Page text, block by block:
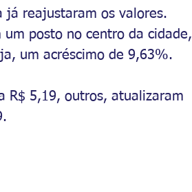
já reajustaram os valores.
posto no centro da cidade,
um acréscimo de 9,63%.
R$ 5,19, outros, atualizaram